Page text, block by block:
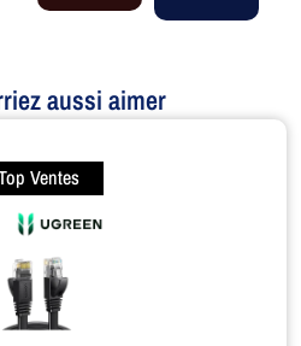
aussi aimer
Ventes